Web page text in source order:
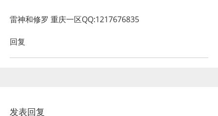
雷神和修罗 重庆一区QQ:1217676835
回复
发表回复